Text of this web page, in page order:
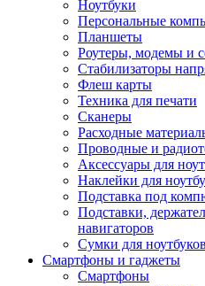
Ноутбуки
Персональные
Планшеты
Роутеры, модемы и
Стабилизаторы
Флеш карты
Техника для печати
Сканеры
Расходные
Проводные и
Аксессуары для
Наклейки для
Подставка под
Подставки,
навигаторов
Сумки для ноутбуков
Смартфоны и гаджеты
Смартфоны